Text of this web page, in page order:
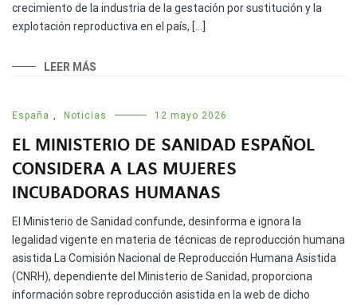
crecimiento de la industria de la gestación por sustitución y la
explotación reproductiva en el país, […]
LEER MÁS
España Noticias 12 mayo 2026
EL MINISTERIO DE SANIDAD ESPAÑOL
CONSIDERA A LAS MUJERES
INCUBADORAS HUMANAS
El Ministerio de Sanidad confunde, desinforma e ignora la
legalidad vigente en materia de técnicas de reproducción humana
asistida La Comisión Nacional de Reproducción Humana Asistida
(CNRH), dependiente del Ministerio de Sanidad, proporciona
información sobre reproducción asistida en la web de dicho